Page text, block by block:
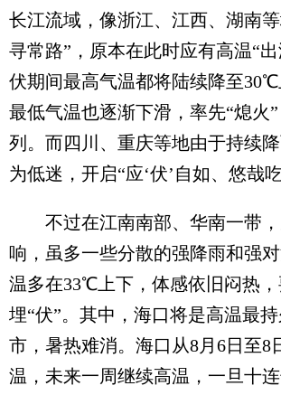
长江流域，像浙江、江西、湖南
寻常路”，原本在此时应有高温“
伏期间最高气温都将陆续降至
最低气温也逐渐下滑，率先“熄火
列。而四川、重庆等地由于持续
为低迷，开启“应‘伏’自如、悠哉
不过在江南南部、华南一带，
响，虽多一些分散的强降雨和强
温多在33℃上下，体感依旧闷热
埋“伏”。其中，海口将是高温最
市，暑热难消。海口从8月6日至8
温，未来一周继续高温，一旦十